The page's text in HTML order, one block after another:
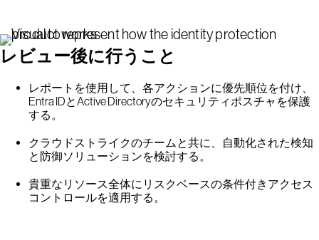
レビュー後に行うこと
レポートを使用して、各アクションに優先順位を付け、
Entra IDとActive Directoryのセキュリティポスチャを保護
する。
クラウドストライクのチームと共に、自動化された検知
と防御ソリューションを検討する。
貴重なリソース全体にリスクベースの条件付きアクセス
コントロールを適用する。